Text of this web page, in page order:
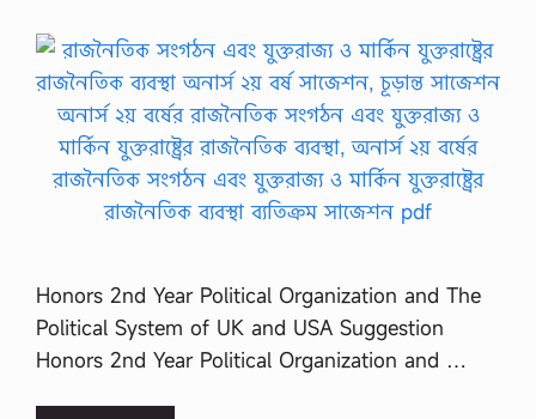
Honors 2nd Year Political Organization and The
Political System of UK and USA Suggestion
Honors 2nd Year Political Organization and …